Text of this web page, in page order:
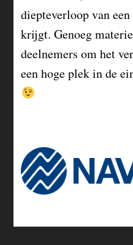
diepteverloop van
krijgt. Genoeg
deelnemers om het
een hoge plek in de